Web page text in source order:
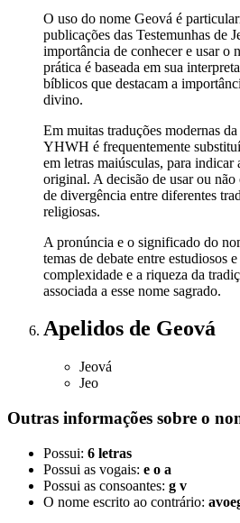
O uso do nome Geová é
publicações das Testemunhas de
importância de conhecer e usar o
prática é baseada em sua
bíblicos que destacam a
divino.
Em muitas traduções modernas
YHWH é frequentemente
em letras maiúsculas, para
original. A decisão de usar ou
de divergência entre diferentes
religiosas.
A pronúncia e o significado do
temas de debate entre estudiosos
complexidade e a riqueza da
associada a esse nome sagrado.
Apelidos de Geová
Jeová
Jeo
Outras informações sobre o
Possui: 6 letras
Possui as vogais: e o a
Possui as consoantes: g v
O nome escrito ao contrário: